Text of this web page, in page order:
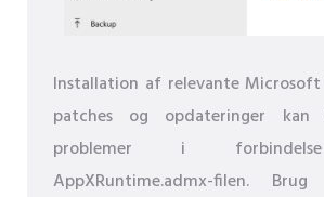
Installation af relevante
patches og opdateringer kan
problemer i
AppXRuntime.admx-filen.